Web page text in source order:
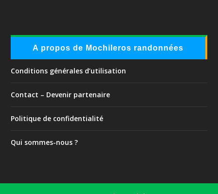
A propos de Mochileros randonnées
Conditions générales d’utilisation
Contact – Devenir partenaire
Politique de confidentialité
Qui sommes-nous ?